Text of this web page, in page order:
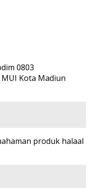
0803
Kota Madiun
produk halaal